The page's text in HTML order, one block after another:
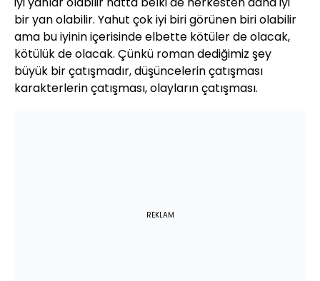
bir yan olabilir. Yahut çok iyi biri görünen biri olabilir
ama bu iyinin içerisinde elbette kötüler de olacak,
kötülük de olacak. Çünkü roman dediğimiz şey
büyük bir çatışmadır, düşüncelerin çatışması
karakterlerin çatışması, olayların çatışması.
REKLAM